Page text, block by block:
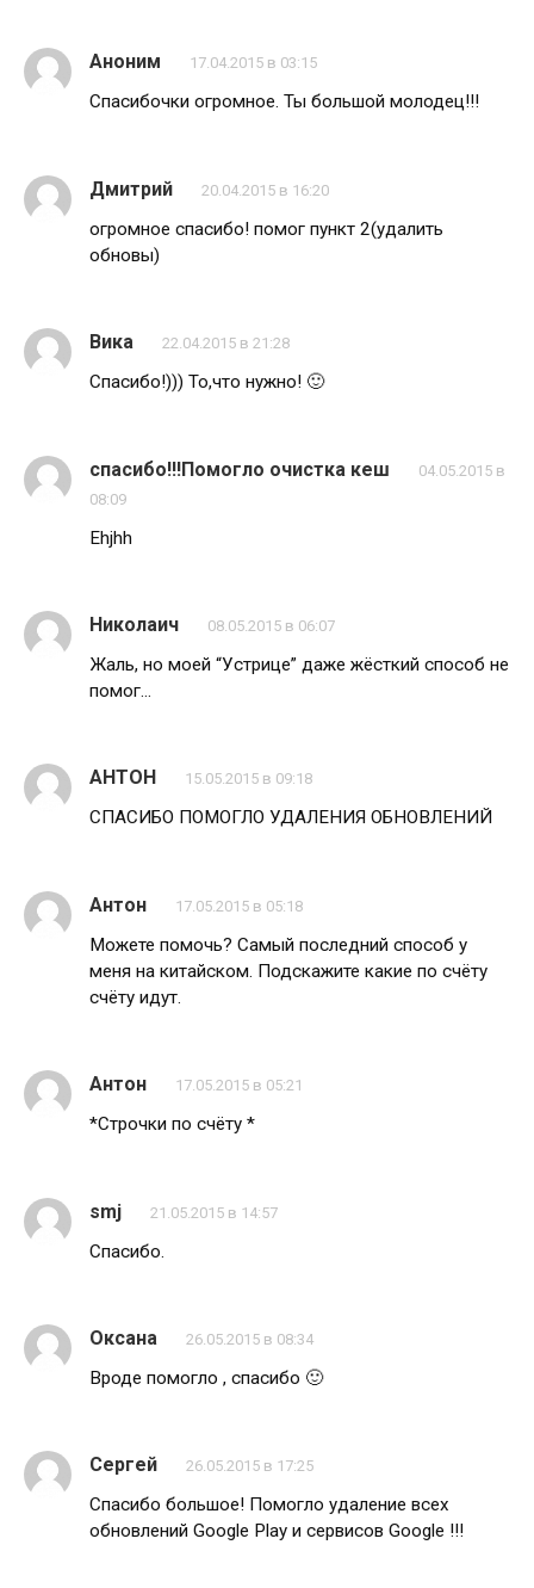
Аноним 17.04.2015 в 03:15
Спасибочки огромное. Ты большой молодец!!!
Дмитрий 20.04.2015 в 16:20
огромное спасибо! помог пункт 2(удалить
обновы)
Вика 22.04.2015 в 21:28
Спасибо!))) То,что нужно! 🙂
спасибо!!!Помогло очистка кеш
04.05.2015 в
08:09
Ehjhh
Николаич 08.05.2015 в 06:07
Жаль, но моей “Устрице” даже жёсткий способ не
помог…
АНТОН 15.05.2015 в 09:18
СПАСИБО ПОМОГЛО УДАЛЕНИЯ ОБНОВЛЕНИЙ
Антон 17.05.2015 в 05:18
Можете помочь? Самый последний способ у
меня на китайском. Подскажите какие по счёту
счёту идут.
Антон 17.05.2015 в 05:21
*Строчки по счёту *
smj 21.05.2015 в 14:57
Спасибо.
Оксана 26.05.2015 в 08:34
Вроде помогло , спасибо 🙂
Сергей 26.05.2015 в 17:25
Спасибо большое! Помогло удаление всех
обновлений Google Play и сервисов Google !!!